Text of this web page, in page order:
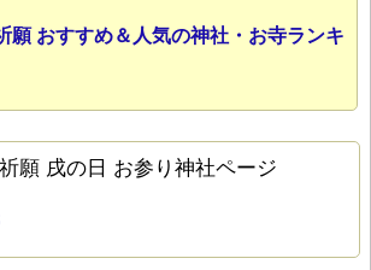
願 おすすめ＆人気の神社・お寺ランキ
願 戌の日 お参り神社ページ